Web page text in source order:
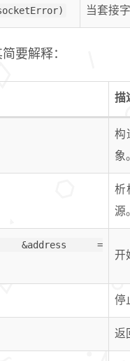
当套接
要解释：
描
构
象
析
源
&address =
开
停
返